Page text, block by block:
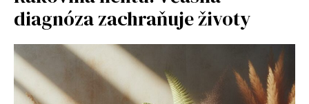
diagnóza zachraňuje životy